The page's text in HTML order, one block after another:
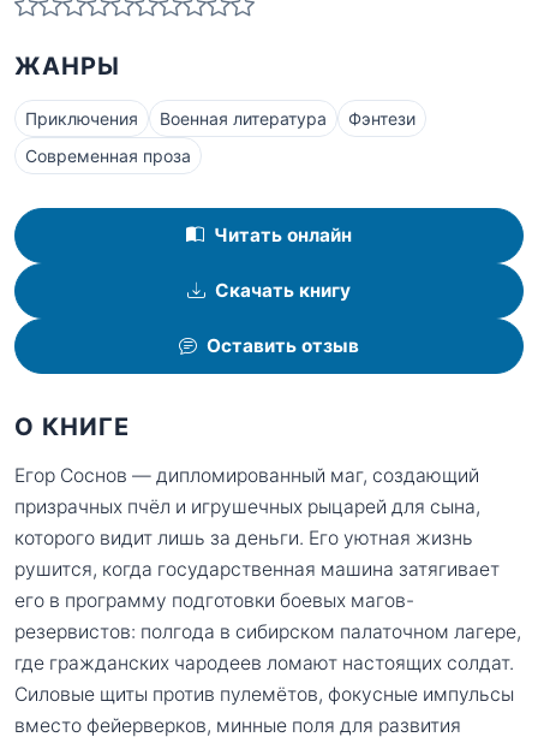
ЖАНРЫ
Приключения Военная литература
Фэнтези
Современная проза
Читать онлайн
Скачать книгу
Оставить отзыв
О КНИГЕ
Егор Соснов — дипломированный маг, создающий
призрачных пчёл и игрушечных рыцарей для сына,
которого видит лишь за деньги. Его уютная жизнь
рушится, когда государственная машина затягивает
его в программу подготовки боевых магов-
резервистов: полгода в сибирском палаточном лагере,
где гражданских чародеев ломают настоящих солдат.
Силовые щиты против пулемётов, фокусные импульсы
вместо фейерверков, минные поля для развития